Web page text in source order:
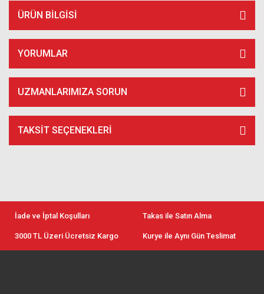
ÜRÜN BILGISI
YORUMLAR
UZMANLARIMIZA SORUN
TAKSIT SEÇENEKLERI
İade ve İptal Koşulları Takas ile Satın Alma
3000 TL Üzeri Ücretsiz Kargo Kurye ile Aynı Gün Teslimat